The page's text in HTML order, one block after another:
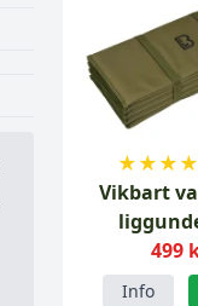
★★★
Vikbart
499
Info